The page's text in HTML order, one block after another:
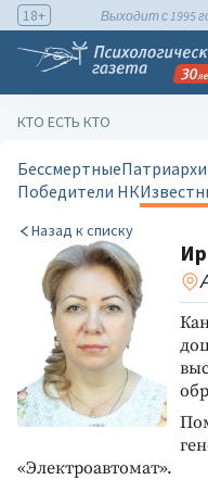
18+ Выходит с 1995
КТО ЕСТЬ КТО
БессмертныеПатриархи
Победители НК
Назад к списку
«Электроавтомат».